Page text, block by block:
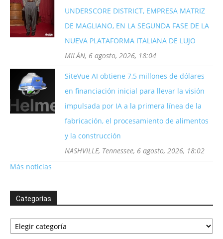
UNDERSCORE DISTRICT, EMPRESA MATRIZ
DE MAGLIANO, EN LA SEGUNDA FASE DE LA
NUEVA PLATAFORMA ITALIANA DE LUJO
MILÁN, 6 agosto, 2026, 18:04
SiteVue AI obtiene 7,5 millones de dólares
en financiación inicial para llevar la visión
impulsada por IA a la primera línea de la
fabricación, el procesamiento de alimentos
y la construcción
NASHVILLE, Tennessee, 6 agosto, 2026, 18:02
Más noticias
Categorías
Categorías